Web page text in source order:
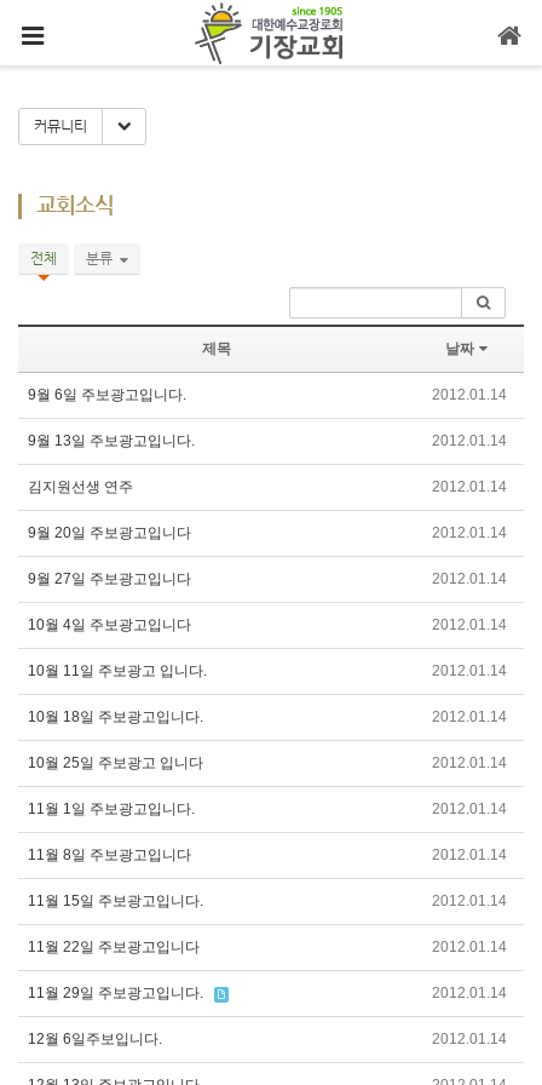
커뮤니티 Toggle Dropdown
교회소식
전체 분류
제목 날짜
9월 6일 주보광고입니다. 2012.01.14
9월 13일 주보광고입니다. 2012.01.14
김지원선생 연주 2012.01.14
9월 20일 주보광고입니다 2012.01.14
9월 27일 주보광고입니다 2012.01.14
10월 4일 주보광고입니다 2012.01.14
10월 11일 주보광고 입니다. 2012.01.14
10월 18일 주보광고입니다. 2012.01.14
10월 25일 주보광고 입니다 2012.01.14
11월 1일 주보광고입니다. 2012.01.14
11월 8일 주보광고입니다 2012.01.14
11월 15일 주보광고입니다. 2012.01.14
11월 22일 주보광고입니다 2012.01.14
11월 29일 주보광고입니다. 2012.01.14
12월 6일주보입니다. 2012.01.14